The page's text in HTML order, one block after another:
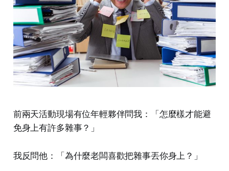
前兩天活動現場有位年輕夥伴問我：「怎麼樣才能避
免身上有許多雜事？」
我反問他：「為什麼老闆喜歡把雜事丟你身上？」